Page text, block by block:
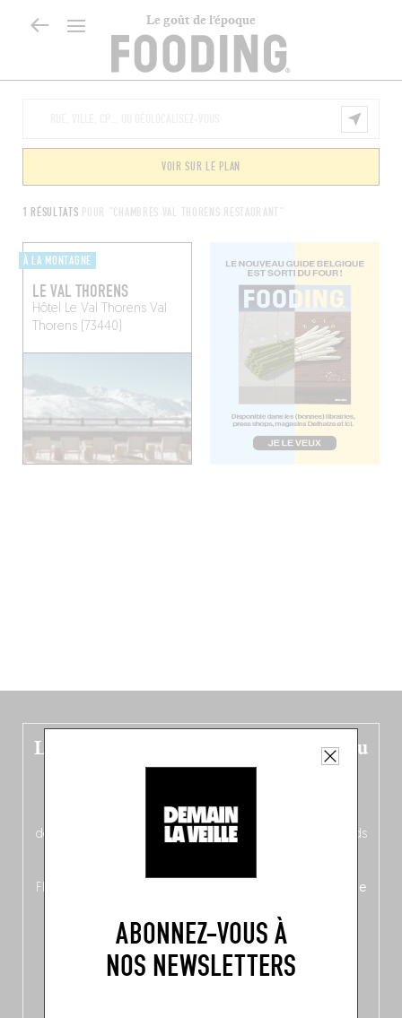
Le goût de l’époque
ABONNEZ-VOUS À
NOS NEWSLETTERS
1 RÉSULTATS POUR "CHAMBRES VAL THORENS RESTAURANT"
VOIR SUR LE PLAN
À LA MONTAGNE
LE VAL THORENS
Hôtel Le Val ThorensVal
Thorens (73440)
Le nouveau guide Belgique est sorti du
four !
néerlandais côté face – à moins que ne soit l’inverse ?),
découvrez
une partie mag « Nord-Zuid »
qui met les pieds
Flandre, à Bruxelles et en Wallonie, ainsi qu’
un palmarès de